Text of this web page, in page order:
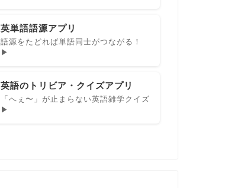
英単語語源アプリ
語源をたどれば単語同士がつながる！
▶
英語のトリビア・クイズアプリ
「へぇ〜」が止まらない英語雑学クイズ
▶